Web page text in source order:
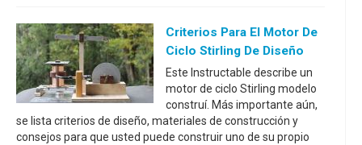
Criterios Para El Motor De
Ciclo Stirling De Diseño
Este Instructable describe un
motor de ciclo Stirling modelo
construí. Más importante aún,
se lista criterios de diseño, materiales de construcción y
consejos para que usted puede construir uno de su propio